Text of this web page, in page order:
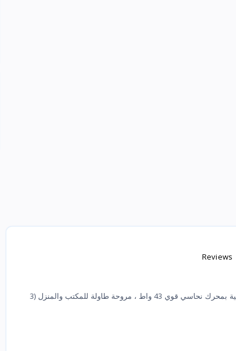
Reviews
المواصفات مروحة بوكس 12 بوصة من جيباس GF21113 ، مروحة مكتب شخصية بمحرك نحاسي قوي 43 واط ، مروحة طاولة للمكتب والمنزل (3